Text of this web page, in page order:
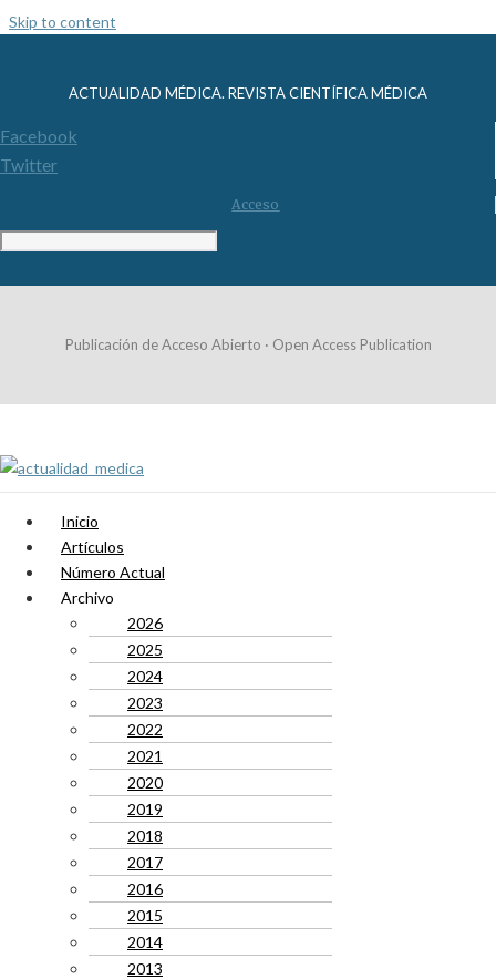
Skip to content
ACTUALIDAD MÉDICA. REVISTA CIENTÍFICA MÉDICA
Facebook
Twitter
Acceso
Publicación de Acceso Abierto · Open Access Publication
Inicio
Artículos
Número Actual
Archivo
2026
2025
2024
2023
2022
2021
2020
2019
2018
2017
2016
2015
2014
2013